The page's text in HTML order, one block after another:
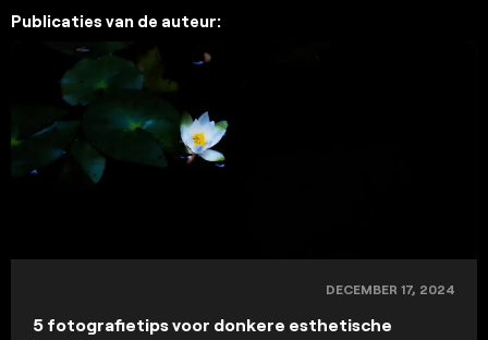
Publicaties van de auteur:
DECEMBER 17, 2024
5 fotografietips voor donkere esthetische